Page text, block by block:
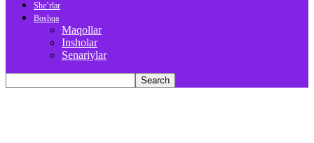
She’rlar
Boshqa
Maqollar
Insholar
Senariylar